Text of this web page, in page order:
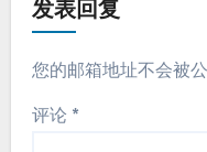
发表回复
您的邮箱地址不会被公
评论 *